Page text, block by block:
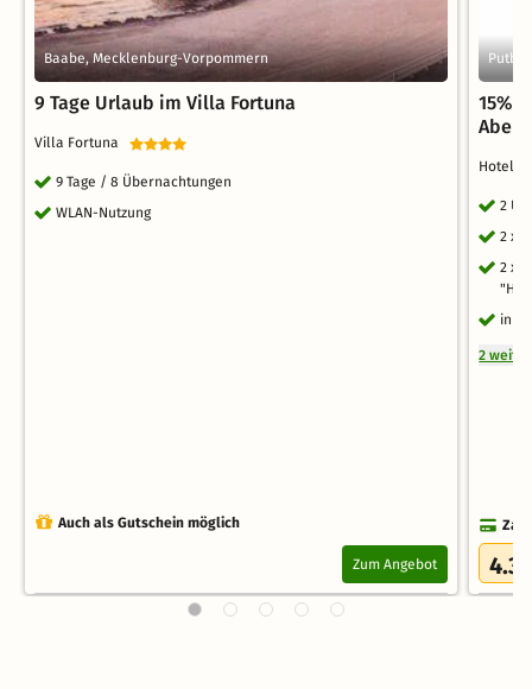
Baabe, Mecklenburg-Vorpommern
9 Tage Urlaub im Villa Fortuna
Villa Fortuna
9 Tage / 8 Übernachtungen
WLAN-Nutzung
Auch als Gutschein möglich
Zum Angebot
15%
Hotel
2
2 x
2 x
inkl.
2
4.3